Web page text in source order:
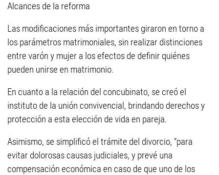
Alcances de la reforma
Las modificaciones más importantes giraron en torno a
los parámetros matrimoniales, sin realizar distinciones
entre varón y mujer a los efectos de definir quiénes
pueden unirse en matrimonio.
En cuanto a la relación del concubinato, se creó el
instituto de la unión convivencial, brindando derechos y
protección a esta elección de vida en pareja.
Asimismo, se simplificó el trámite del divorcio, “para
evitar dolorosas causas judiciales, y prevé una
compensación económica en caso de que uno de los